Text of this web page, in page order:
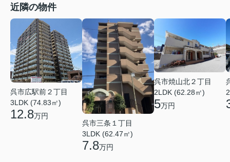
近隣の物件
呉市広駅前２丁目
3LDK (74.83㎡)
12.8万円
呉市三条１丁目
3LDK (62.47㎡)
7.8万円
呉市焼山北２丁目
2LDK (62.28㎡)
5万円